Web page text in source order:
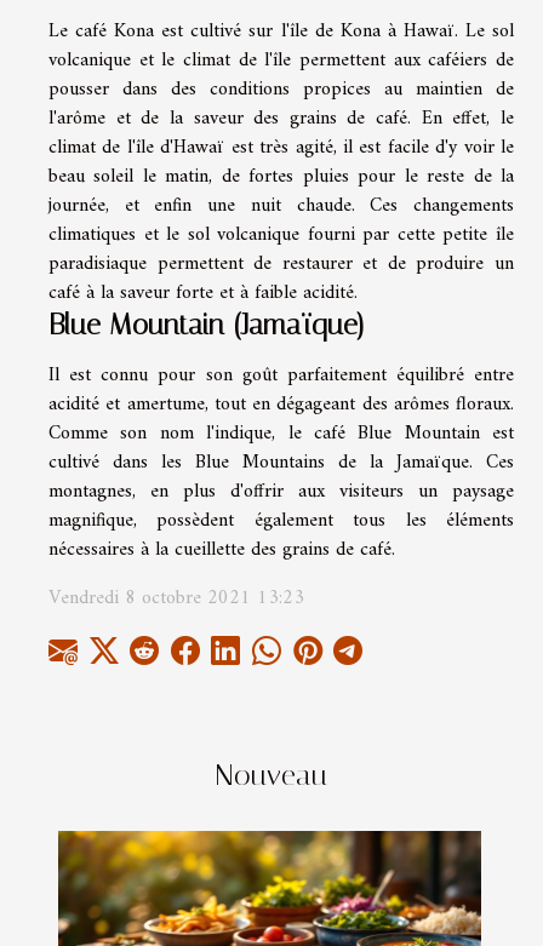
Nouveau
Le café Kona est cultivé sur l'île de Kona à Hawaï. Le sol
volcanique et le climat de l'île permettent aux caféiers de
pousser dans des conditions propices au maintien de
l'arôme et de la saveur des grains de café. En effet, le
climat de l'île d'Hawaï est très agité, il est facile d'y voir le
beau soleil le matin, de fortes pluies pour le reste de la
journée, et enfin une nuit chaude. Ces changements
climatiques et le sol volcanique fourni par cette petite île
paradisiaque permettent de restaurer et de produire un
café à la saveur forte et à faible acidité.
Blue Mountain (Jamaïque)
Il est connu pour son goût parfaitement équilibré entre
acidité et amertume, tout en dégageant des arômes floraux.
Comme son nom l'indique, le café Blue Mountain est
cultivé dans les Blue Mountains de la Jamaïque. Ces
montagnes, en plus d'offrir aux visiteurs un paysage
magnifique, possèdent également tous les éléments
nécessaires à la cueillette des grains de café.
Vendredi 8 octobre 2021 13:23